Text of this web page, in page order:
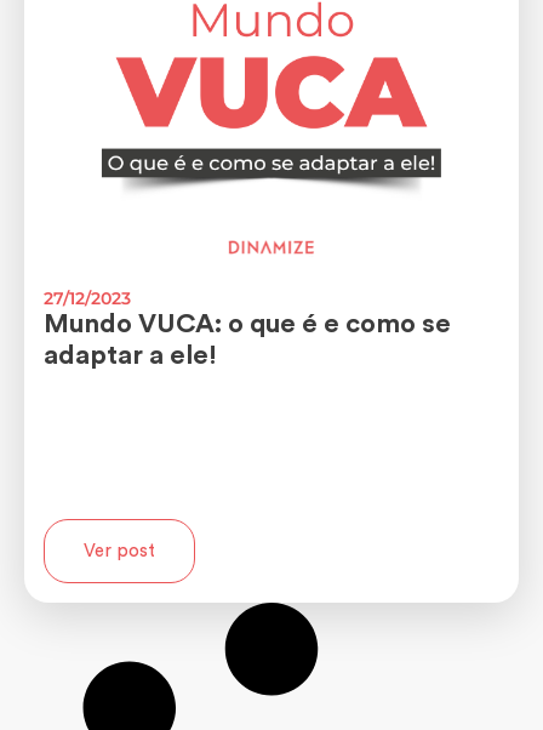
27/12/2023
Mundo VUCA: o que é e como se
adaptar a ele!
Ver post